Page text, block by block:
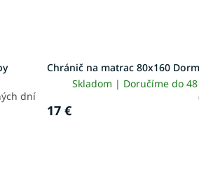
dní
Chránič na matrac 80x160
Skladom | Doručíme do
17 €